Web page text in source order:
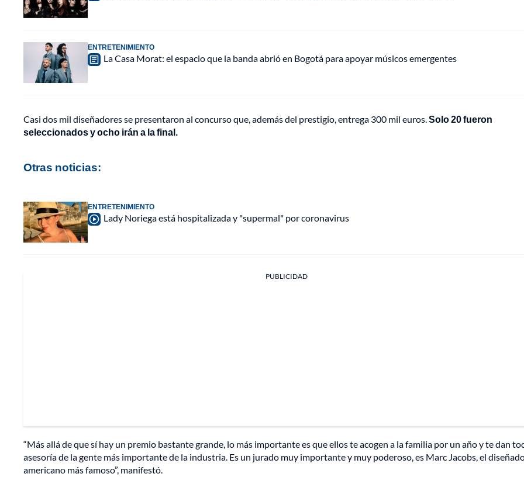
ENTRETENIMIENTO
La Casa Morat: el espacio que la banda abrió en Bogotá para apoyar músicos emergentes
Casi dos mil diseñadores se presentaron al concurso que, además del prestigio, entrega 300 mil euros.Solo 20 fueron
seleccionados y ocho irán a la final.
Otras noticias:
ENTRETENIMIENTO
Lady Noriega está hospitalizada y "supermal" por coronavirus
PUBLICIDAD
“Más allá de que sí hay un premio bastante grande, lo más importante es que ellos te acogen a la familia por un año y te dan
asesoría de la gente más importante de la industria. Es un jurado muy importante y muy poderoso, es Marc Jacobs, el
americano más famoso”, manifestó.